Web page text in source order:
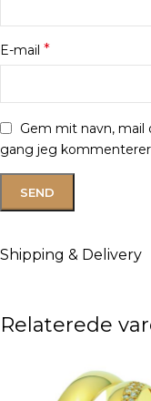
E-mail *
Gem mit navn,
gang jeg
Shipping & Delivery
Relaterede